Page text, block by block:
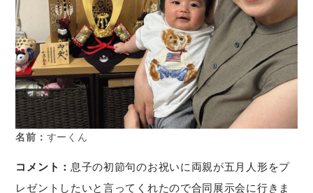
名前： すーくん
コメント： 息子の初節句のお祝いに両親が五月人形をプ
レゼントしたいと言ってくれたので合同展示会に行きま